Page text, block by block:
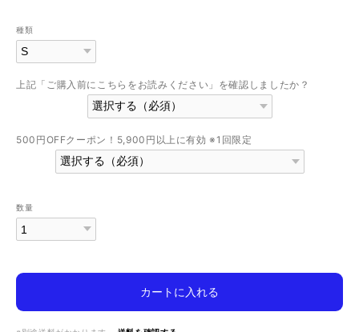
種類
上記「ご購入前にこちらをお読みください」を確認しましたか？
500円OFFクーポン！5,900円以上に有効 ※1回限定
数量
カートに入れる